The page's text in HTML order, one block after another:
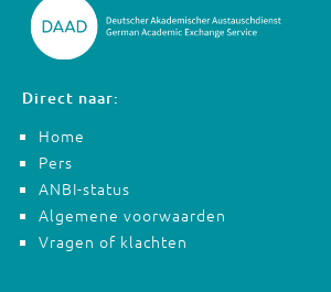
Direct naar:
Home
Pers
ANBI-status
Algemene voorwaarden
Vragen of klachten